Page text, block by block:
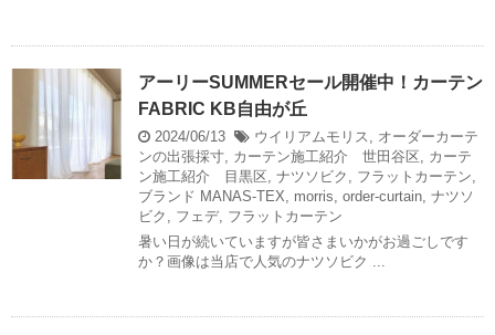
アーリーSUMMERセール開催中！カーテン
FABRIC KB自由が丘
2024/06/13 ウイリアムモリス , オーダーカーテ
ンの出張採寸, カーテン施工紹介 世田谷区, カーテ
ン施工紹介 目黒区, ナツソビク , フラットカーテン,
ブランド MANAS-TEX, morris, order-curtain, ナツソ
ビク , フェデ, フラットカーテン
暑い日が続いていますが皆さまいかがお過ごしです
か？画像は当店で人気のナツソビク ...